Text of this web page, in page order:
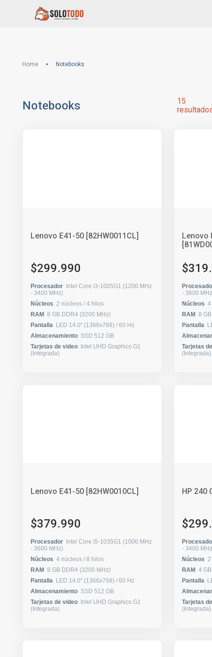
Home Notebooks
Notebooks
15
Lenovo E41-50 [82HW0011CL]
$299.990
Procesador Intel Core i3-1005G1 (1200 MHz
- 3400 MHz)
Núcleos
2 núcleos / 4 hilos
RAM 8 GB DDR4 (3200 MHz)
Pantalla
LED 14.0" (1366x768) / 60 Hz
Almacenamiento SSD 512 GB
Tarjetas de video Intel UHD Graphics G1
(Integrada)
Lenovo
- 3600
Núcleos
RAM 8
Pantalla
Tarjetas
(Integrada)
Lenovo E41-50 [82HW0010CL]
$379.990
Procesador Intel Core i5-1035G1 (1000 MHz
- 3600 MHz)
Núcleos
4 núcleos / 8 hilos
RAM 8 GB DDR4 (3200 MHz)
Pantalla
LED 14.0" (1366x768) / 60 Hz
Almacenamiento SSD 512 GB
Tarjetas de video Intel UHD Graphics G1
(Integrada)
HP 240
- 3400
Núcleos
RAM 4
Pantalla
Tarjetas
(Integrada)